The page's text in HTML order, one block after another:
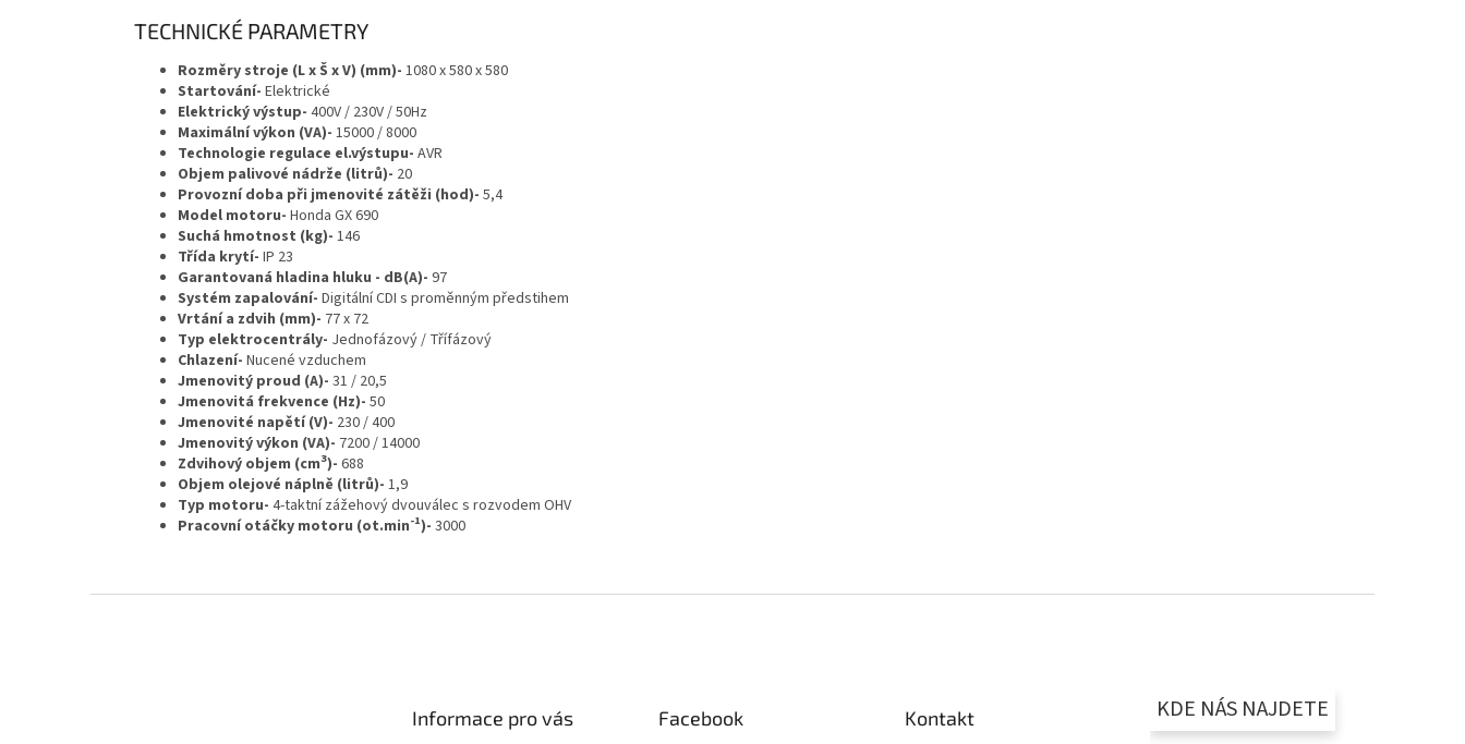
TECHNICKÉ PARAMETRY
Rozměry stroje (L x Š x V) (mm)- 1080 x 580 x 580
Startování- Elektrické
Elektrický výstup- 400V / 230V / 50Hz
Maximální výkon (VA)- 15000 / 8000
Technologie regulace el.výstupu- AVR
Objem palivové nádrže (litrů)- 20
Provozní doba při jmenovité zátěži (hod)- 5,4
Model motoru- Honda GX 690
Suchá hmotnost (kg)- 146
Třída krytí- IP 23
Garantovaná hladina hluku - dB(A)- 97
Systém zapalování- Digitální CDI s proměnným předstihem
Vrtání a zdvih (mm)- 77 x 72
Typ elektrocentrály- Jednofázový / Třífázový
Chlazení- Nucené vzduchem
Jmenovitý proud (A)- 31 / 20,5
Jmenovitá frekvence (Hz)- 50
Jmenovité napětí (V)- 230 / 400
Jmenovitý výkon (VA)- 7200 / 14000
Zdvihový objem (cm3)- 688
Objem olejové náplně (litrů)- 1,9
Typ motoru- 4-taktní zážehový dvouválec s rozvodem OHV
Pracovní otáčky motoru (ot.min-1)- 3000
Informace pro vás Facebook Kontakt KDE NÁS NAJDETE